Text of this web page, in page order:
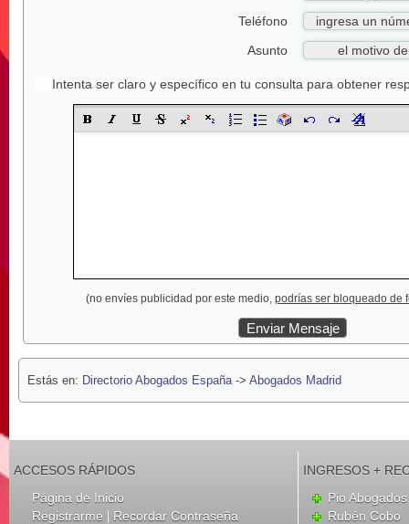
Teléfono
Asunto
Intenta ser claro y específico en tu consulta para obtener
(no envíes publicidad por este medio, podrías ser bloqueado de
Estás en: Directorio Abogados España-> Abogados Madrid
ACCESOS RÁPIDOS
Página de Inicio
Registrarme | Recordar Contraseña
INGRESOS +
Pio
Rubén Cobo